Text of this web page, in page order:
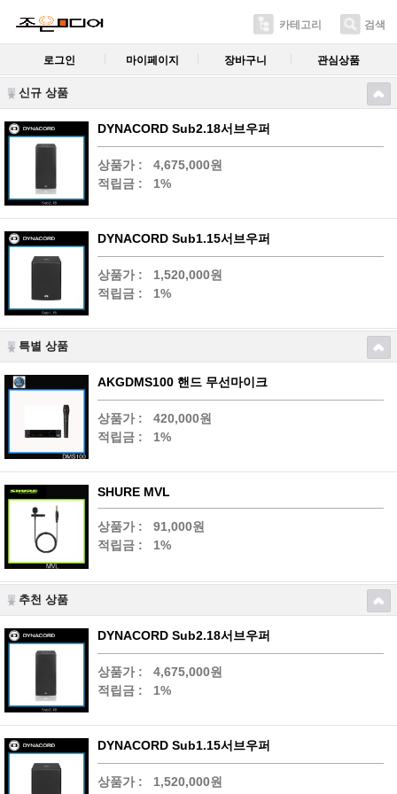
카테고리 검색
로그인 마이페이지 장바구니 관심상품
신규 상품
DYNACORD Sub2.18서브우퍼
상품가 :
4,675,000원
적립금 :
1%
DYNACORD Sub1.15서브우퍼
상품가 :
1,520,000원
적립금 :
1%
특별 상품
AKGDMS100 핸드 무선마이크
상품가 :
420,000원
적립금 :
1%
SHURE MVL
상품가 :
91,000원
적립금 :
1%
추천 상품
DYNACORD Sub2.18서브우퍼
상품가 :
4,675,000원
적립금 :
1%
DYNACORD Sub1.15서브우퍼
상품가 :
1,520,000원